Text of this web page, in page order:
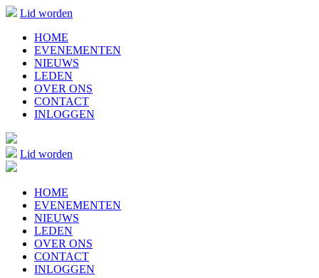
Lid worden
HOME
EVENEMENTEN
NIEUWS
LEDEN
OVER ONS
CONTACT
INLOGGEN
Lid worden
HOME
EVENEMENTEN
NIEUWS
LEDEN
OVER ONS
CONTACT
INLOGGEN